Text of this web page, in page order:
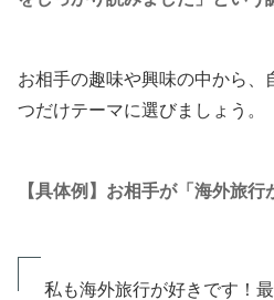
お相手の趣味や興味の中から、
つだけテーマに選びましょう。
【具体例】お相手が「海外旅行
私も海外旅行が好きです！